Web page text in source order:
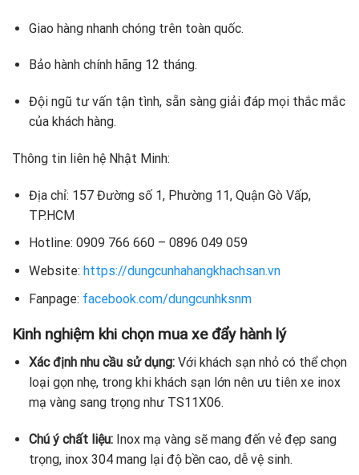
Giao hàng nhanh chóng trên toàn quốc.
Bảo hành chính hãng 12 tháng.
Đội ngũ tư vấn tận tình, sẵn sàng giải đáp mọi thắc mắc
của khách hàng.
Thông tin liên hệ Nhật Minh:
Địa chỉ: 157 Đường số 1, Phường 11, Quận Gò Vấp,
TP.HCM
Hotline: 0909 766 660 – 0896 049 059
Website: https://dungcunhahangkhachsan.vn
Fanpage: facebook.com/dungcunhksnm
Kinh nghiệm khi chọn mua xe đẩy hành lý
Xác định nhu cầu sử dụng:Với khách sạn nhỏ có thể chọn
loại gọn nhẹ, trong khi khách sạn lớn nên ưu tiên xe inox
mạ vàng sang trọng như TS11X06.
Chú ý chất liệu:Inox mạ vàng sẽ mang đến vẻ đẹp sang
trọng, inox 304 mang lại độ bền cao, dễ vệ sinh.